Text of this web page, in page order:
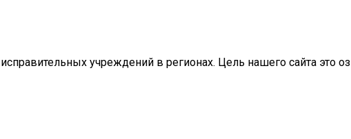
учреждений в регионах. Цель нашего сайта это